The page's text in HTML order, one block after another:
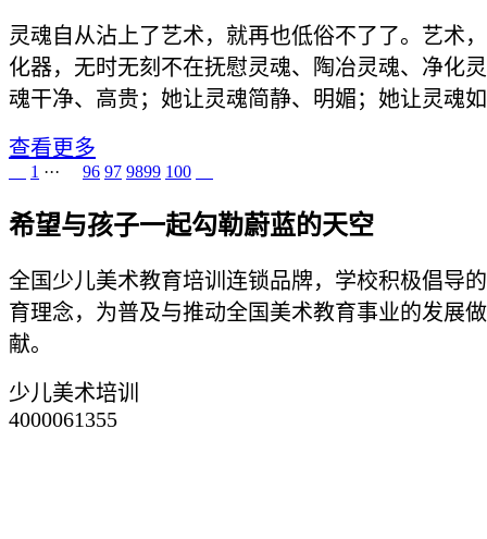
灵魂自从沾上了艺术，就再也低俗不了了。艺术
化器，无时无刻不在抚慰灵魂、陶冶灵魂、净化
魂干净、高贵；她让灵魂简静、明媚；她让灵魂
查看更多
1 ··· 96 97 9899 100
希望与孩子一起勾勒蔚蓝的天空
全国少儿美术教育培训连锁品牌，学校积极倡导
育理念，为普及与推动全国美术教育事业的发展
献。
少儿美术培训
4000061355